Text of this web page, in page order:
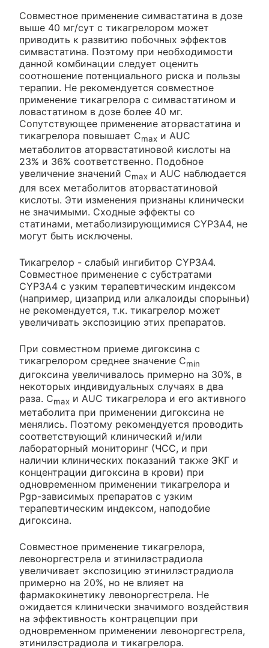
Совместное применение симвастатина в дозе
выше 40 мг/сут с тикагрелором может
приводить к развитию побочных эффектов
симвастатина. Поэтому при необходимости
данной комбинации следует оценить
соотношение потенциального риска и пользы
терапии. Не рекомендуется совместное
применение тикагрелора с симвастатином и
ловастатином в дозе более 40 мг.
Сопутствующее применение аторвастатина и
тикагрелора повышает Сmax и AUC
метаболитов аторвастатиновой кислоты на
23% и 36% соответственно. Подобное
увеличение значений Cmax и AUC наблюдается
для всех метаболитов аторвастатиновой
кислоты. Эти изменения признаны клинически
не значимыми. Сходные эффекты со
статинами, метаболизирующимися CYP3A4, не
могут быть исключены.
Тикагрелор - слабый ингибитор CYP3A4.
Совместное применение с субстратами
CYP3A4 с узким терапевтическим индексом
(например, цизаприд или алкалоиды спорыньи)
не рекомендуется, т.к. тикагрелор может
увеличивать экспозицию этих препаратов.
При совместном приеме дигоксина с
тикагрелором среднее значение Cmin
дигоксина увеличивалось примерно на 30%, в
некоторых индивидуальных случаях в два
раза. Сmax и AUC тикагрелора и его активного
метаболита при применении дигоксина не
менялись. Поэтому рекомендуется проводить
соответствующий клинический и/или
лабораторный мониторинг (ЧСС, и при
наличии клинических показаний также ЭКГ и
концентрации дигоксина в крови) при
одновременном применении тикагрелора и
Pgp-зависимых препаратов с узким
терапевтическим индексом, наподобие
дигоксина.
Совместное применение тикагрелора,
левоноргестрела и этинилэстрадиола
увеличивает экспозицию этинилэстрадиола
примерно на 20%, но не влияет на
фармакокинетику левоноргестрела. Не
ожидается клинически значимого воздействия
на эффективность контрацепции при
одновременном применении левоноргестрела,
этинилэстрадиола и тикагрелора.